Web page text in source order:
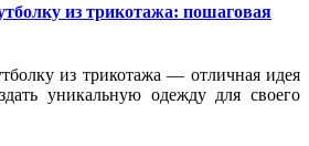
из трикотажа: пошаговая
из трикотажа — отличная идея
уникальную одежду для своего